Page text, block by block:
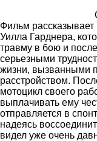
Фильм
Уилла Гарднера,
травму в бою и
серьезными
жизни, вызванными
расстройством.
мотоцикл своего
выплачивать ему
отправляется в
надеясь
видел уже очень